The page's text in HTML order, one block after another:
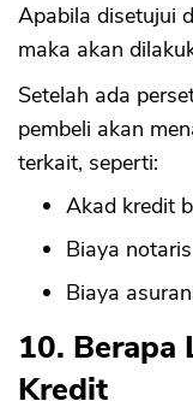
Apabila disetujui
maka akan
Setelah ada
pembeli akan
terkait, seperti:
Akad kredit
Biaya notaris
Biaya
10. Berapa
Kredit